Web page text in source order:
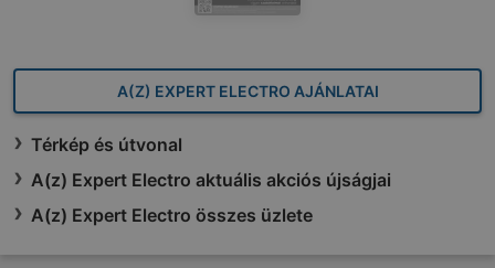
A(Z) EXPERT ELECTRO AJÁNLATAI
Térkép és útvonal
A(z) Expert Electro aktuális akciós újságjai
A(z) Expert Electro összes üzlete